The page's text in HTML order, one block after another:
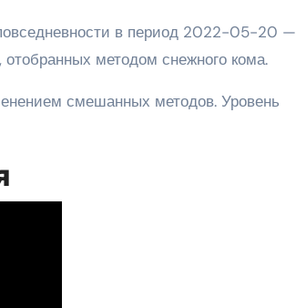
в период 2022-05-20 —
методом снежного кома.
смешанных методов. Уровень